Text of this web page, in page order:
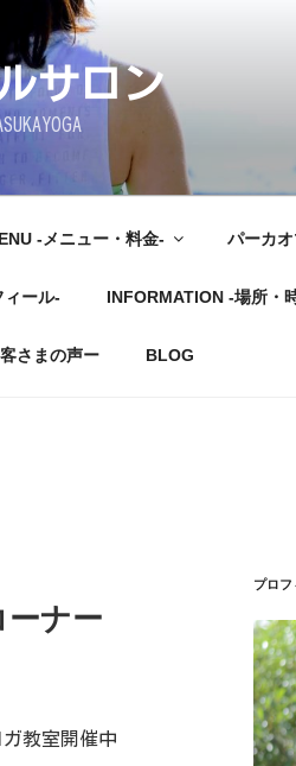
サロン
-メニュー・料金- パーカ
ィール- INFORMATION -場所・
さまの声ー BLOG
ナー
教室開催中
プロフ